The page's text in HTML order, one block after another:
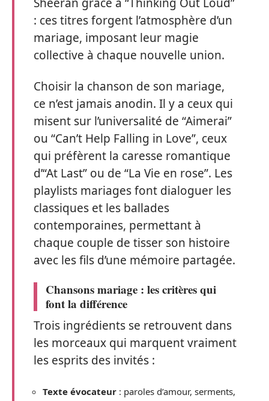
: ces titres forgent l’atmosphère d’un
mariage, imposant leur magie
collective à chaque nouvelle union.
Choisir la chanson de son mariage,
ce n’est jamais anodin. Il y a ceux qui
misent sur l’universalité de “Aimerai”
ou “Can’t Help Falling in Love”, ceux
qui préfèrent la caresse romantique
d’“At Last” ou de “La Vie en rose”. Les
playlists mariages font dialoguer les
classiques et les ballades
contemporaines, permettant à
chaque couple de tisser son histoire
avec les fils d’une mémoire partagée.
Chansons mariage : les critères qui
font la différence
Trois ingrédients se retrouvent dans
les morceaux qui marquent vraiment
les esprits des invités :
Texte évocateur : paroles d’amour, serments,